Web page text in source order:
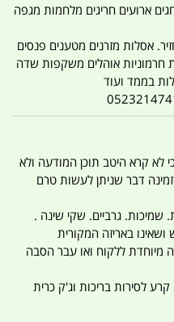
שבתות חגים ארועים חריגים מלחמות מגפה
אסלות מזרנים מטענים פנסים
חרמוניות אוהלים משקפות שדה
בממד ועוד
לא קרא היטב תוכן המודעה ולא
דבר שניתן לעשות טרם
שמיכות. גרביים. שקי שינה .
באריזה המקורית
מיוחדת ללקוח ואו עבר הסבה
קרע לסירות בריכות וג'ק כרית